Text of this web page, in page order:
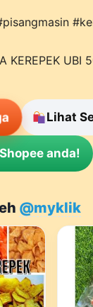
KEREPEK UBI
Lihat
anda!
@myklik